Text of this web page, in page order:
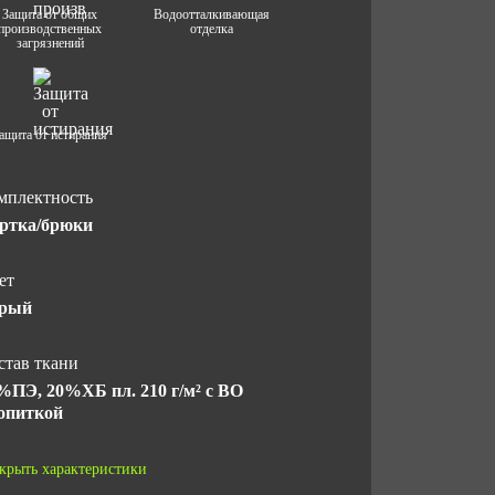
Защита от общих
загрязнений
Водоотталкивающая
отделка
от истирания
брюки
ткани
20%ХБ пл. 210 г/м² с ВО
срок хранения
характеристики